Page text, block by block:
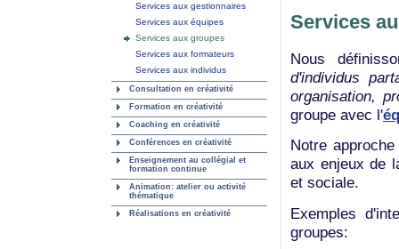
Services aux gestionnaires
Services aux équipes
Services aux groupes
Services aux formateurs
Services aux individus
Consultation en créativité
Formation en créativité
Coaching en créativité
Conférences en créativité
Enseignement au collégial et
formation continue
Animation: atelier ou activité
thématique
Réalisations en créativité
Services
Nous
d'individus
organisation,
groupe avec l'
Notre
aux enjeux de
et sociale.
Exemples
groupes: